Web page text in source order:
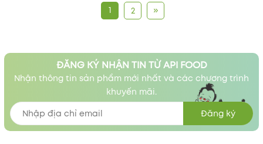
1 2 »
ĐĂNG KÝ NHẬN TIN TỪ API FOOD
Nhận thông tin sản phẩm mới nhất và các chương trình
khuyến mãi.
Đăng ký